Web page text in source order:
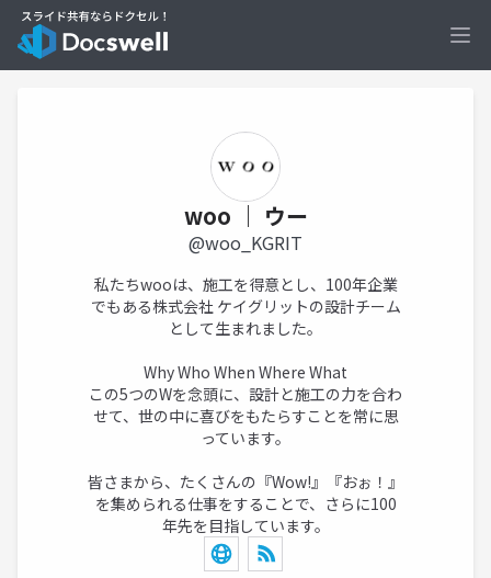
woo ｜ ウー
@woo_KGRIT
私たちwooは、施工を得意とし、100年企業
でもある株式会社 ケイグリットの設計チーム
として生まれました。
Why Who When Where What
この5つのWを念頭に、設計と施工の力を合わ
せて、世の中に喜びをもたらすことを常に思
っています。
皆さまから、たくさんの『Wow!』『おぉ！』
を集められる仕事をすることで、さらに100
年先を目指しています。